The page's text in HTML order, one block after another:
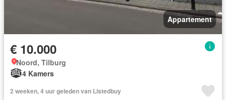
Appartement
€ 10.000
Noord, Tilburg
4 Kamers
2 weeken, 4 uur geleden van Listedbuy